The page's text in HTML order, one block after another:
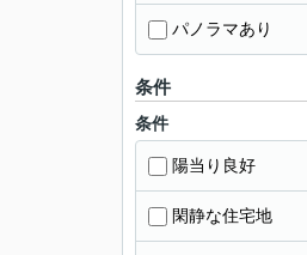
パノラマあり
条件
条件
陽当り良好
閑静な住宅地